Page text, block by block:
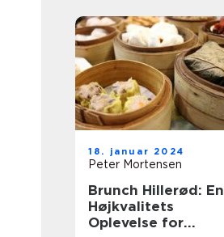
18. januar 2024
Peter Mortensen
Brunch Hillerød: En
Højkvalitets
Oplevelse for